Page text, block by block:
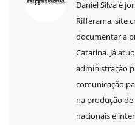
Daniel Silva é
Rifferama, site
documentar a
Catarina. Já
administração
comunicação
na produção
nacionais e